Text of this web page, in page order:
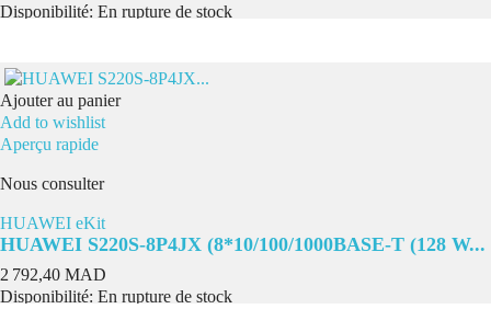
Disponibilité: En rupture de stock
Ajouter au panier
Add to wishlist
Aperçu rapide
Nous consulter
HUAWEI eKit
HUAWEI S220S-8P4JX (8*10/100/1000BASE-T (128 W...
Prix
2 792,40 MAD
Disponibilité: En rupture de stock